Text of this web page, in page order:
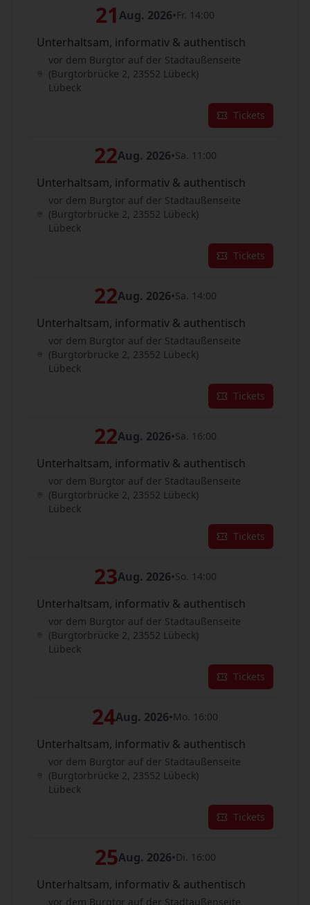
21 Aug. 2026•Fr. 14:00
Unterhaltsam, informativ & authentisch
vor dem Burgtor auf der Stadtaußenseite
(Burgtorbrücke 2, 23552 Lübeck)
Lübeck
Tickets
22Aug. 2026•Sa. 11:00
Unterhaltsam, informativ & authentisch
vor dem Burgtor auf der Stadtaußenseite
(Burgtorbrücke 2, 23552 Lübeck)
Lübeck
Tickets
22Aug. 2026•Sa. 14:00
Unterhaltsam, informativ & authentisch
vor dem Burgtor auf der Stadtaußenseite
(Burgtorbrücke 2, 23552 Lübeck)
Lübeck
Tickets
22Aug. 2026•Sa. 16:00
Unterhaltsam, informativ & authentisch
vor dem Burgtor auf der Stadtaußenseite
(Burgtorbrücke 2, 23552 Lübeck)
Lübeck
Tickets
23Aug. 2026•So. 14:00
Unterhaltsam, informativ & authentisch
vor dem Burgtor auf der Stadtaußenseite
(Burgtorbrücke 2, 23552 Lübeck)
Lübeck
Tickets
24Aug. 2026•Mo. 16:00
Unterhaltsam, informativ & authentisch
vor dem Burgtor auf der Stadtaußenseite
(Burgtorbrücke 2, 23552 Lübeck)
Lübeck
Tickets
25Aug. 2026•Di. 16:00
Unterhaltsam, informativ & authentisch
vor dem Burgtor auf der Stadtaußenseite